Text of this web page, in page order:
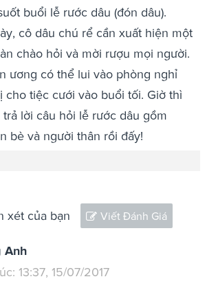
buổi lễ rước dâu (đón dâu).
cô dâu chú rể cần xuất hiện một
chào hỏi và mời rượu mọi người.
ương có thể lui vào phòng nghỉ
cho tiệc cưới vào buổi tối. Giờ thì
lời câu hỏi lễ rước dâu gồm
bè và người thân rồi đấy!
xét của bạn Viết Đánh Giá
Anh
13:37, 15/07/2017